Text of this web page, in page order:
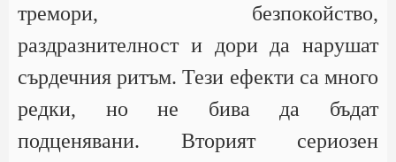
тремори, безпокойство,
раздразнителност и дори да нарушат
сърдечния ритъм. Тези ефекти са много
редки, но не бива да бъдат
подценявани. Вторият сериозен